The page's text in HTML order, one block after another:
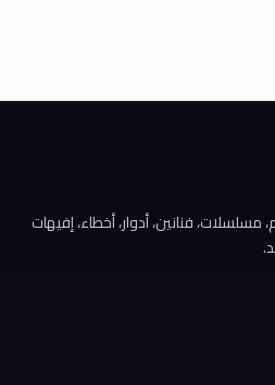
مسلسلات، فنانين، أدوار، أخطاء، إفيهات